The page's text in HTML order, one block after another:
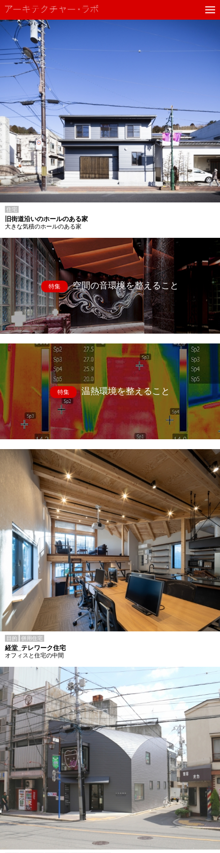
住宅
旧街道沿いのホールのある家
大きな気積のホールのある家
特集 空間の音環境を整えること
特集 温熱環境を整えること
目的 併用住宅
経堂_テレワーク住宅
オフィスと住宅の中間